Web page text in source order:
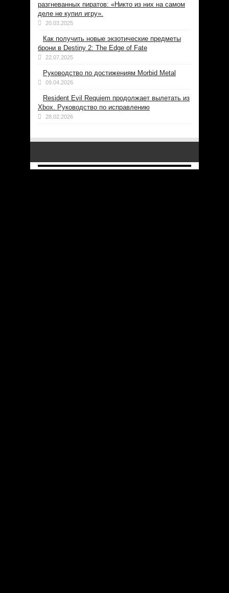
разгневанных пиратов: «Никто из них на самом
деле не купил игру».
20.03.2025
Как получить новые экзотические предметы
брони в Destiny 2: The Edge of Fate
22.07.2025
Руководство по достижениям Morbid Metal
09.04.2026
Resident Evil Requiem продолжает вылетать из
Xbox. Руководство по исправлению
28.02.2026